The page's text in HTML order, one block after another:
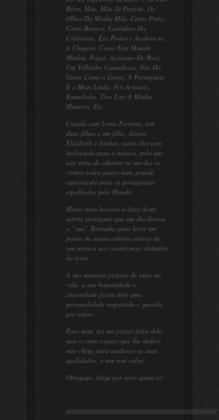
River, Mãe, Mãe Já Partiste, Os
Olhos Da Minha Mãe, Carro Preto,
Carro Branco, Caminhos Da
Califórnia, Era Pouco e Acabou-se,
A Chupeta, Como Este Mundo
Mudou, Papai, Açoriano De Raiz,
Um Velhinho Caminhava, Não Há
Gente Como a Gente, A Portuguesa
É a Mais Linda, Nos Arraiais,
Kumolinho, Tiro Liro A Minha
Maneira, Etc…
Casado com Ivone Ferreira, tem
duas filhas e um filho, Alison,
Elizabeth e Jordan, todos eles com
inclinação para a música, pelo que
não seria de admirar se um dia os
virmos todos juntos num grande
espectáculo para os portugueses
espalhados pelo Mundo.
Muito mais haveria a dizer deste
artista português que um dia deixou
a “sua” Bretanha para levar um
pouco da nossa cultura através da
sua música aos cantos mais distantes
da terra.
A sua maneira própria de estar na
vida, a sua honestidade e
sinceridade fazem dele uma
personalidade respeitada e querida
por todos.
Para mim, foi um prazer falar dele,
mas o curto espaço que lhe dedico
não chega para enaltecer as suas
qualidades, o seu real valor.
Obrigado, Jorge por seres quem és!
/////////////////////////////////////////////////////////////////////////////